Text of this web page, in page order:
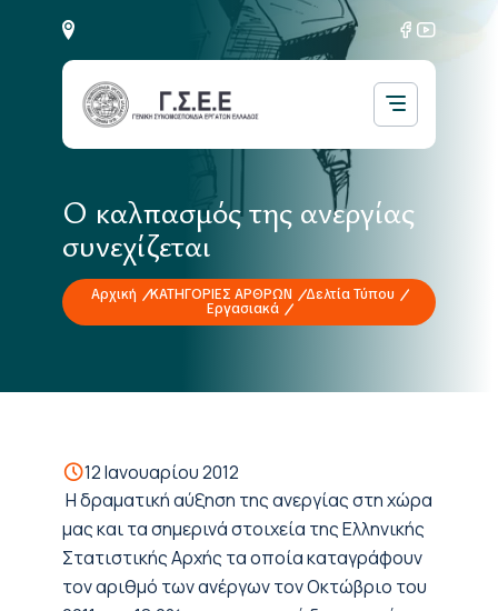
Ο καλπασμός της ανεργίας
συνεχίζεται
Αρχική ΚΑΤΗΓΟΡΙΕΣ ΑΡΘΡΩΝ
Δελτία Τύπου
Εργασιακά
12 Ιανουαρίου 2012
H δραματική αύξηση της ανεργίας στη χώρα
μας και τα σημερινά στοιχεία της Ελληνικής
Στατιστικής Αρχής τα οποία καταγράφουν
τον αριθμό των ανέργων τον Οκτώβριο του